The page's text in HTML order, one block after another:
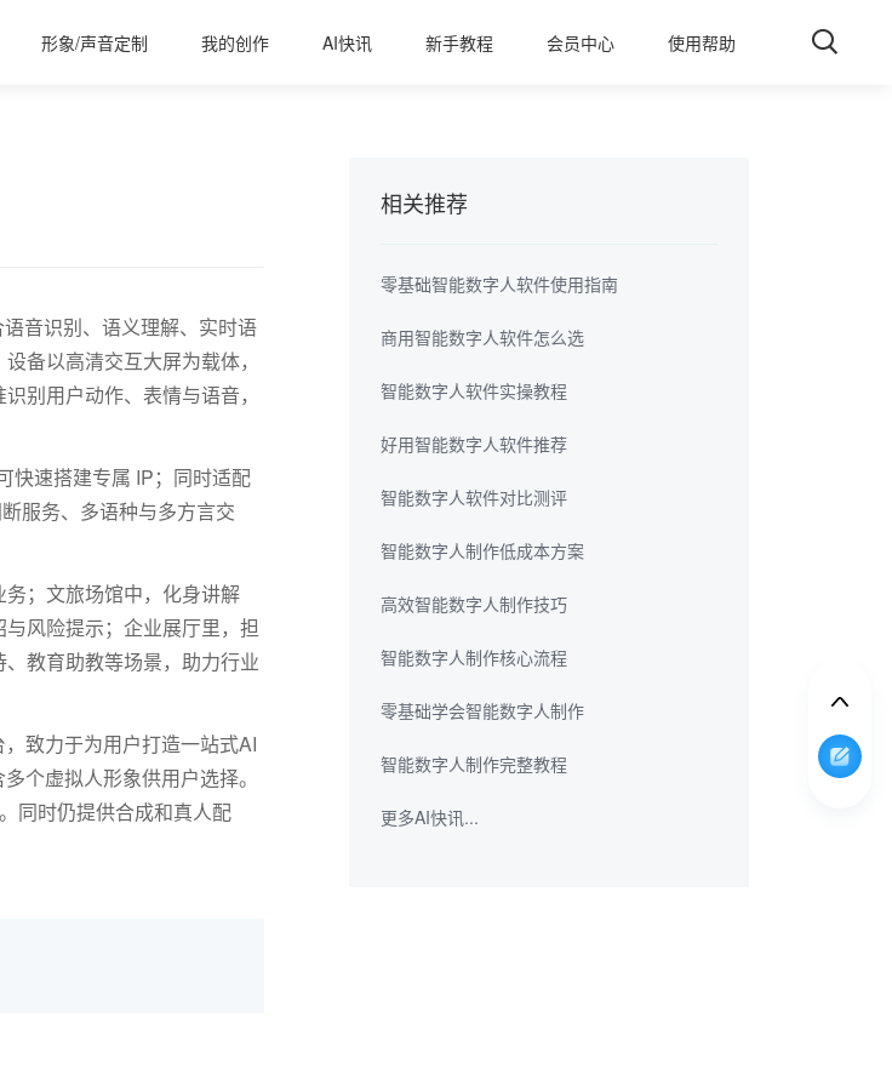
形象/声音定制 我的创作 AI快讯 新手教程 会员中心 使用帮助
音识别、语义理解、实时语
备以高清交互大屏为载体，
别用户动作、表情与语音，
快速搭建专属 IP；同时适配
服务、多语种与多方言交
；文旅场馆中，化身讲解
风险提示；企业展厅里，担
教育助教等场景，助力行业
致力于为用户打造一站式AI
个虚拟人形象供用户选择。
同时仍提供合成和真人配
相关推荐
零基础智能数字人软件使用指南
商用智能数字人软件怎么选
智能数字人软件实操教程
好用智能数字人软件推荐
智能数字人软件对比测评
智能数字人制作低成本方案
高效智能数字人制作技巧
智能数字人制作核心流程
零基础学会智能数字人制作
智能数字人制作完整教程
更多AI快讯...